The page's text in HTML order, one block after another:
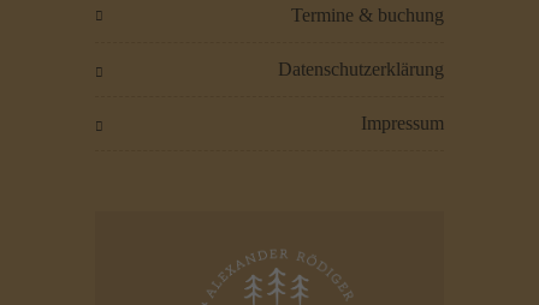
termine & buchung
datenschutzerklärung
impressum